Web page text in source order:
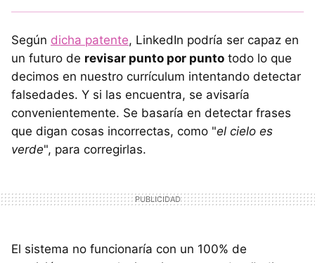
Según dicha patente, LinkedIn podría ser capaz en
un futuro de revisar punto por punto todo lo que
decimos en nuestro currículum intentando detectar
falsedades. Y si las encuentra, se avisaría
convenientemente. Se basaría en detectar frases
que digan cosas incorrectas, como "el cielo es
verde", para corregirlas.
El sistema no funcionaría con un 100% de